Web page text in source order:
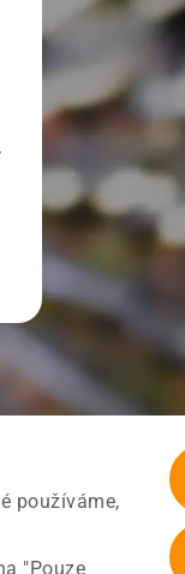
používáme,
"Pouze